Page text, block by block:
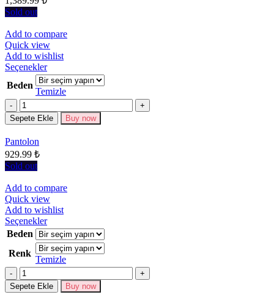
Sold out
Add to compare
Quick view
Add to wishlist
SeçeneklerBu
ürünün
birden
fazla
varyasyonu
var.
Beden
Temizle
Miktar
Sepete Ekle Buy now
Pantolon
929.99 ₺
Sold out
Add to compare
Quick view
Add to wishlist
SeçeneklerBu
ürünün
birden
fazla
varyasyonu
Seçenekler
Beden
Renk
Temizle
Miktar
Sepete Ekle Buy now